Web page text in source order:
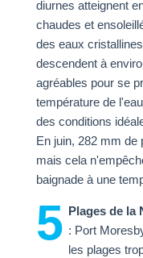
diurnes atteignent
chaudes et
des eaux
descendent à
agréables pour se
température de
des conditions
En juin, 282 mm de
mais cela
baignade à une
5
Plages de la
: Port
les plages